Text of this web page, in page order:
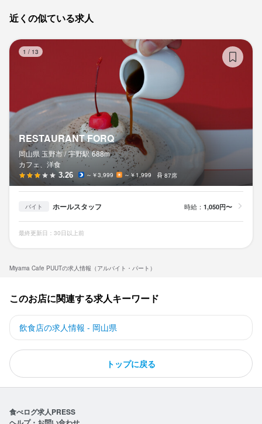
Miyama Cafe PUUTの求人情報（アルバイト・パート）
近くの似ている求人
1 / 13
RESTAURANT FORQ
岡山県 玉野市 / 宇野駅 688m
カフェ、洋食
3.26 ～￥3,999 ～￥1,999 87席
バイト ホールスタッフ 時給： 1,050円〜
最終更新日：30日以上前
このお店に関連する求人キーワード
飲食店の求人情報 - 岡山県
トップに戻る
食べログ求人PRESS